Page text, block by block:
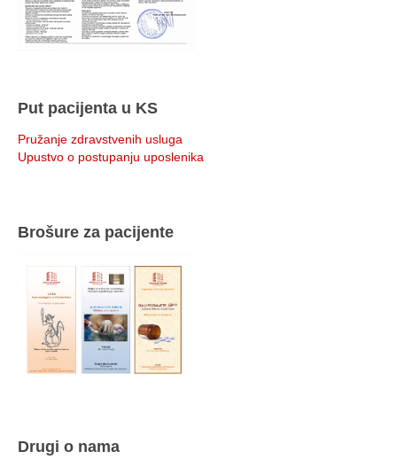
Put pacijenta u KS
Pružanje zdravstvenih usluga
Upustvo o postupanju uposlenika
Brošure za pacijente
Drugi o nama